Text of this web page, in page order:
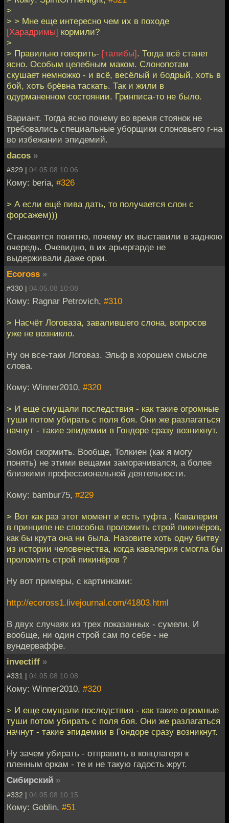
>
> > Мне еще интересно чем их в походе
[Харадримы] кормили?
>
> Правильно говорить- [талибы]. Тогда всё станет
ясно. Особым целебным маком. Слонопотам
скушает немножко - и всё, весёлый и бодрый, хоть в
бой, хоть брёвна таскать. Так и жили в
одурманенном состоянии. Гринписа-то не было.
Вариант. Тогда ясно почему во время стоянок не
требовались специальные уборщики слоновьего г-на
во избежании эпидемий.
dacos »
#329 | 04.05.08 10:06
Кому: beria, #326
> А если ещё пива дать, то получается слон с
форсажем)))
Становится понятно, почему их выставили в заднюю
очередь. Очевидно, в их арьергарде не
выдерживали даже орки.
Ecoross »
#330 | 04.05.08 10:08
Кому: Ragnar Petrovich, #310
> Насчёт Логоваза, завалившего слона, вопросов
уже не возникло.
Ну он все-таки Логоваз. Эльф в хорошем смысле
слова.
Кому: Winner2010, #320
> И еще смущали последствия - как такие огромные
туши потом убирать с поля боя. Они же разлагаться
начнут - такие эпидемии в Гондоре сразу возникнут.
Зомби скормить. Вообще, Толкиен (как я могу
понять) не этими вещами заморачивался, а более
близкими профессиональной деятельности.
Кому: bambur75, #229
> Вот как раз этот момент и есть туфта . Кавалерия
в принципе не способна проломить строй пикинёров,
как бы крута она ни была. Назовите хоть одну битву
из истории человечества, когда кавалерия смогла бы
проломить строй пикинёров ?
Ну вот примеры, с картинками:
http://ecoross1.livejournal.com/41803.html
В двух случаях из трех показанных - сумели. И
вообще, ни один строй сам по себе - не
вундерваффе.
invectiff »
#331 | 04.05.08 10:08
Кому: Winner2010, #320
> И еще смущали последствия - как такие огромные
туши потом убирать с поля боя. Они же разлагаться
начнут - такие эпидемии в Гондоре сразу возникнут.
Ну зачем убирать - отправить в концлагеря к
пленным оркам - те и не такую гадость жрут.
Сибирский »
#332 | 04.05.08 10:15
Кому: Goblin, #51